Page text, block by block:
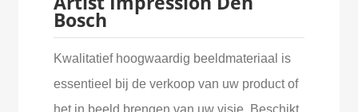
Bosch
Kwalitatief hoogwaardig beeldmateriaal is
essentieel bij de verkoop van uw product of
het in beeld brengen van uw visie. Beschikt